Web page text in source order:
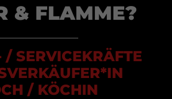
die Geschäftsführung
& FLAMME?
/ SERVICEKRÄFTE
/ KÖCHIN